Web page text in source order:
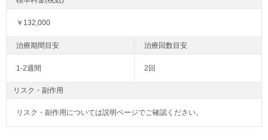
￥132,000
1-2週間 2回
リスク・副作用
リスク・副作用については説明ページでご確認ください。